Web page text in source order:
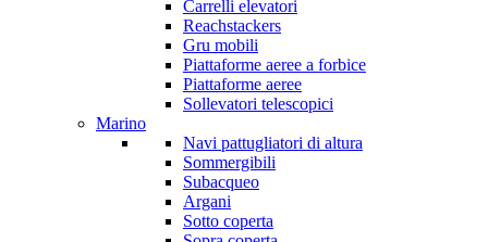
Carrelli elevatori
Reachstackers
Gru mobili
Piattaforme aeree a forbice
Piattaforme aeree
Sollevatori telescopici
Marino
Navi pattugliatori di altura
Sommergibili
Subacqueo
Argani
Sotto coperta